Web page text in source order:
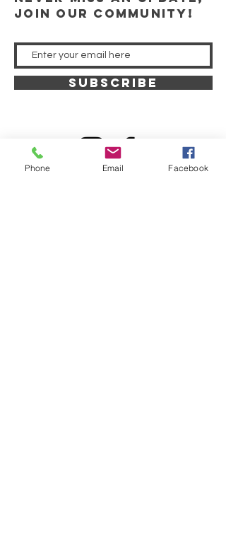
join our community!
SUBSCRIBE
Phone Email Facebook